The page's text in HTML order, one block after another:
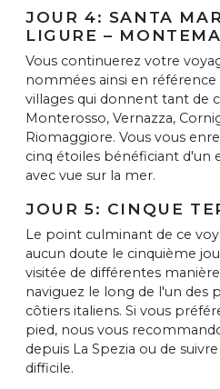
JOUR 4: SANTA
LIGURE –
Vous continuerez votre
nommées ainsi en
villages qui donnent tant de
Monterosso, Vernazza,
Riomaggiore. Vous vous
cinq étoiles bénéficiant d'un
avec vue sur la mer.
JOUR 5: CINQUE
Le point culminant de ce
aucun doute le cinquième
visitée de différentes
naviguez le long de l'un des
côtiers italiens. Si vous
pied, nous vous
depuis La Spezia ou de
difficile.